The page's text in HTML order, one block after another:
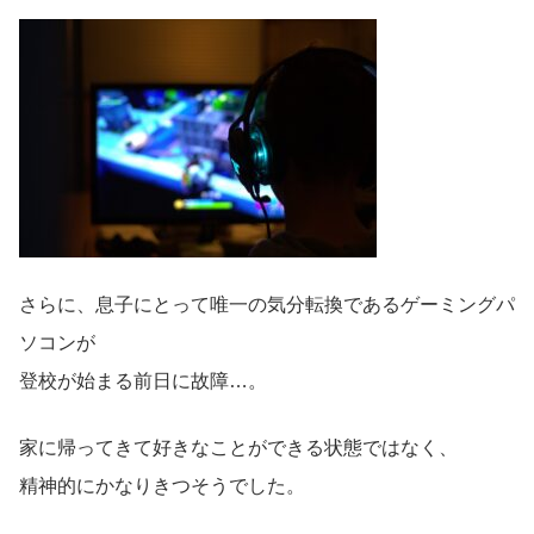
さらに、息子にとって唯一の気分転換であるゲーミングパ
ソコンが
登校が始まる前日に故障…。
家に帰ってきて好きなことができる状態ではなく、
精神的にかなりきつそうでした。